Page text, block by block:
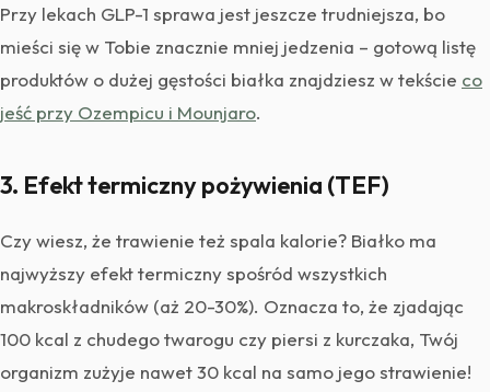
Przy lekach GLP-1 sprawa jest jeszcze trudniejsza, bo
mieści się w Tobie znacznie mniej jedzenia – gotową listę
produktów o dużej gęstości białka znajdziesz w tekście co
jeść przy Ozempicu i Mounjaro.
3. Efekt termiczny pożywienia (TEF)
Czy wiesz, że trawienie też spala kalorie? Białko ma
najwyższy efekt termiczny spośród wszystkich
makroskładników (aż 20-30%). Oznacza to, że zjadając
100 kcal z chudego twarogu czy piersi z kurczaka, Twój
organizm zużyje nawet 30 kcal na samo jego strawienie!